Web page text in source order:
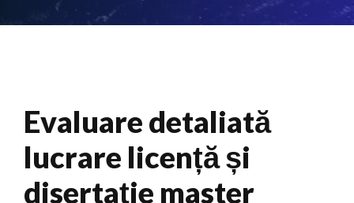
Evaluare detaliată
lucrare licență și
disertație master